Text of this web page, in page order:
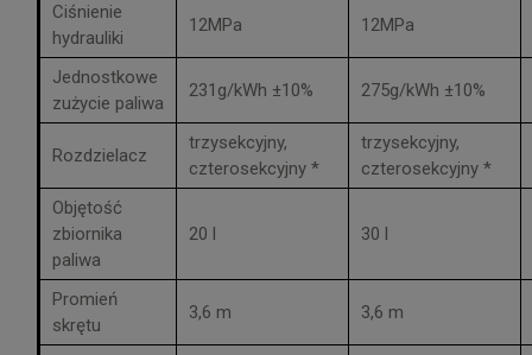
Ciśnienie
hydrauliki
12MPa 12MPa
Jednostkowe
zużycie paliwa
231g/kWh ±10% 275g/kWh ±10%
Rozdzielacz
trzysekcyjny,
czterosekcyjny *
trzysekcyjny,
czterosekcyjny *
Objętość
zbiornika
paliwa
20 l 30 l
Promień
skrętu
3,6 m 3,6 m